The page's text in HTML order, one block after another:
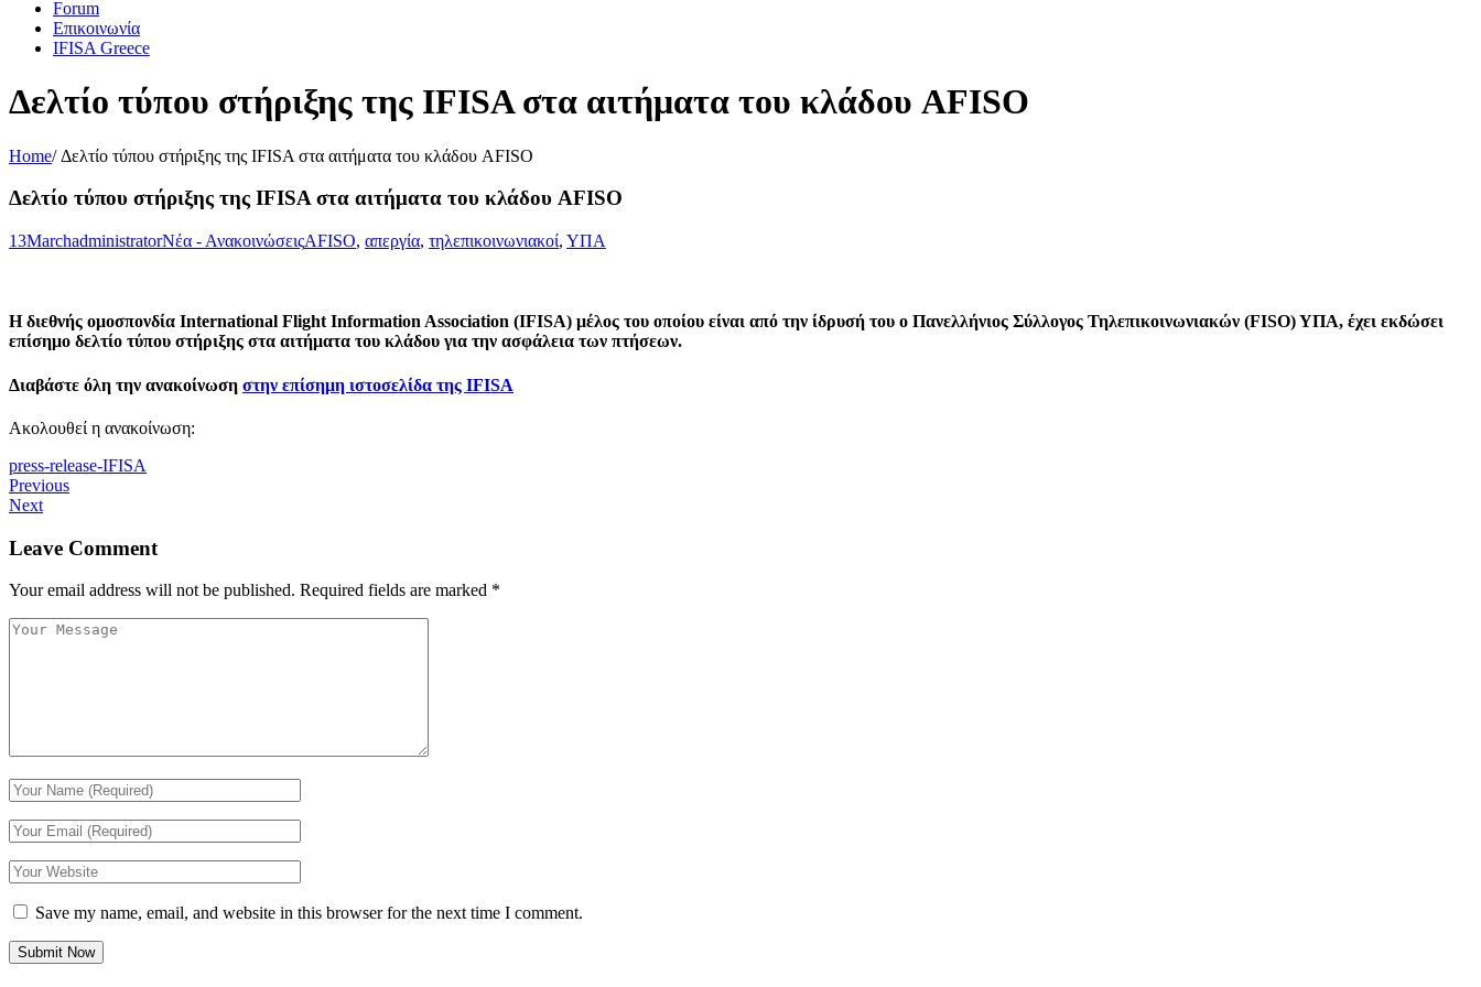
Forum
Επικοινωνία
IFISA Greece
Δελτίο τύπου στήριξης της IFISA στα αιτήματα του κλάδου AFISO
Home/Δελτίο τύπου στήριξης της IFISA στα αιτήματα του κλάδου AFISO
Δελτίο τύπου στήριξης της IFISA στα αιτήματα του κλάδου AFISO
13MarchadministratorΝέα - ΑνακοινώσειςAFISO, απεργία, τηλεπικοινωνιακοί, ΥΠΑ
Η διεθνής oμοσπονδία International Flight Information Association (IFISA) μέλος του οποίου είναι από την ίδρυσή του ο Πανελλήνιος Σύλλογος Τηλεπικοινωνιακών (FISO) ΥΠΑ, έχει εκδώσει
επίσημο δελτίο τύπου στήριξης στα αιτήματα του κλάδου για την ασφάλεια των πτήσεων.
Διαβάστε όλη την ανακοίνωση στην επίσημη ιστοσελίδα της IFISA
Ακολουθεί η ανακοίνωση:
press-release-IFISA
Previous
Next
Leave Comment
Your email address will not be published. Required fields are marked *
Save my name, email, and website in this browser for the next time I comment.